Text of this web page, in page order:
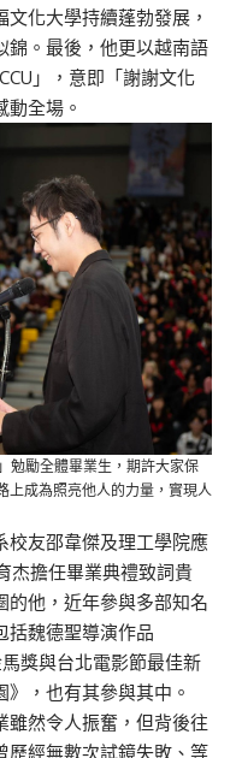
化大學持續蓬勃發展，
錦。最後，他更以越南語
」，意即「謝謝文化
全場。
勉勵全體畢業生，期許大家保
上成為照亮他人的力量，實現人
校友邵韋傑及理工學院應
杰擔任畢業典禮致詞貴
的他，近年參與多部知名
括魏德聖導演作品
獎與台北電影節最佳新
，也有其參與其中。
雖然令人振奮，但背後往
歷經無數次試鏡失敗、等